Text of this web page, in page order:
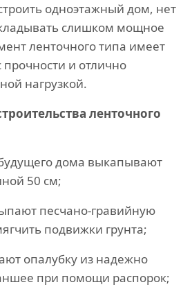
одноэтажный дом, нет
слишком мощное
ленточного типа имеет
и отлично
нагрузкой.
ленточного
дома выкапывают
50 см;
песчано-гравийную
подвижки грунта;
опалубку из надежно
при помощи распорок;